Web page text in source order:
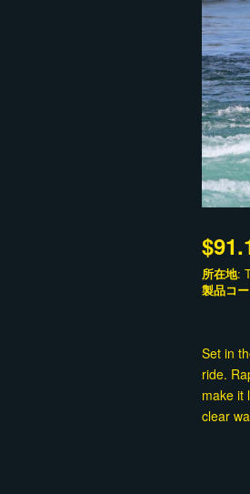
所在地:
製品コ
Set in
ride.
make it
clear